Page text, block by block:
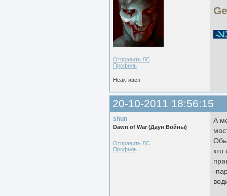
Отправить ЛС
Профиль
Неактивен
20-10-2011 18:56:15
shun
Dawn of War (Даун Войны)
Отправить ЛС
Профиль
А
кто
-